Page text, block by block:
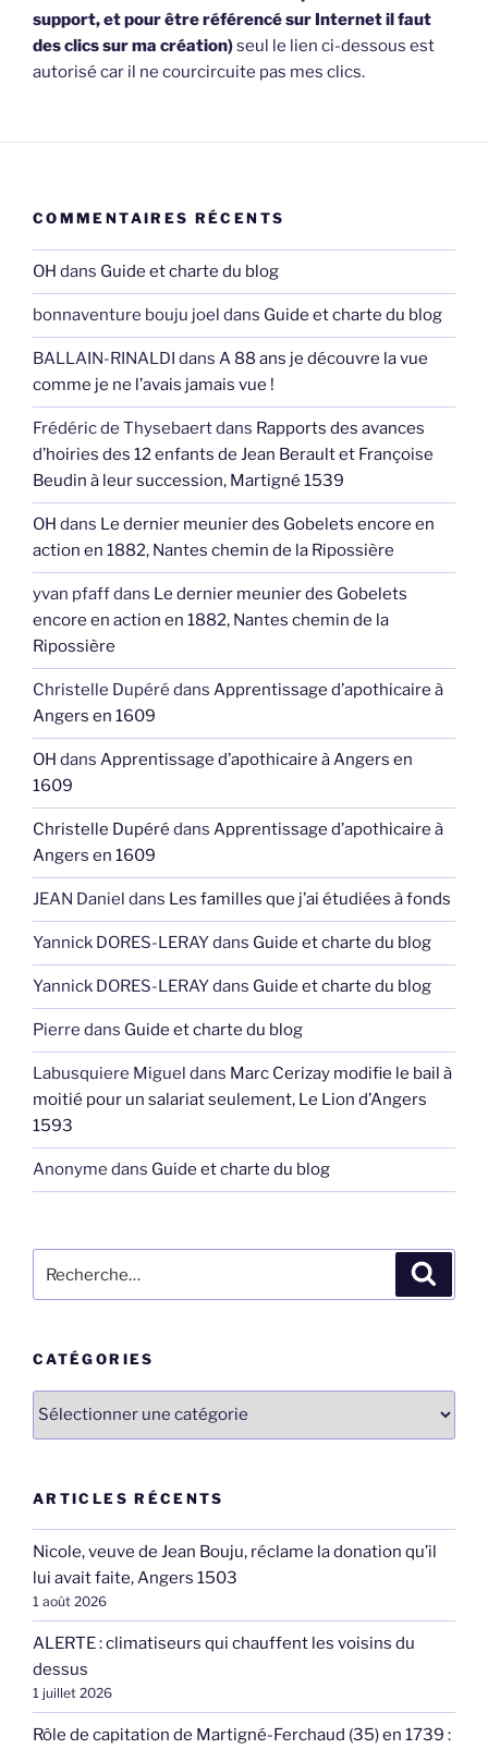
support, et pour être référencé sur Internet il faut
des clics sur ma création)seul le lien ci-dessous est
autorisé car il ne courcircuite pas mes clics.
COMMENTAIRES RÉCENTS
OH dans Guide et charte du blog
bonnaventure bouju joel dans Guide et charte du blog
BALLAIN-RINALDI dans A 88 ans je découvre la vue
comme je ne l’avais jamais vue !
Frédéric de Thysebaertdans Rapports des avances
d’hoiries des 12 enfants de Jean Berault et Françoise
Beudin à leur succession, Martigné 1539
OH dans Le dernier meunier des Gobelets encore en
action en 1882, Nantes chemin de la Ripossière
yvan pfaffdans Le dernier meunier des Gobelets
encore en action en 1882, Nantes chemin de la
Ripossière
Christelle Dupéré dans Apprentissage d’apothicaire à
Angers en 1609
OH dans Apprentissage d’apothicaire à Angers en
1609
Christelle Dupéré dans Apprentissage d’apothicaire à
Angers en 1609
JEAN Daniel dans Les familles que j’ai étudiées à fonds
Yannick DORES-LERAYdans Guide et charte du blog
Yannick DORES-LERAYdans Guide et charte du blog
Pierre dans Guide et charte du blog
Labusquiere Miguel dans Marc Cerizay modifie le bail à
moitié pour un salariat seulement, Le Lion d’Angers
1593
Anonyme dans Guide et charte du blog
pour
CATÉGORIES
Catégories
ARTICLES RÉCENTS
Nicole, veuve de Jean Bouju, réclame la donation qu’il
lui avait faite, Angers 1503
1 août 2026
ALERTE : climatiseurs qui chauffent les voisins du
dessus
1 juillet 2026
Rôle de capitation de Martigné-Ferchaud (35) en 1739 :